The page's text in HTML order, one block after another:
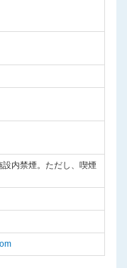
内禁煙。ただし、喫煙